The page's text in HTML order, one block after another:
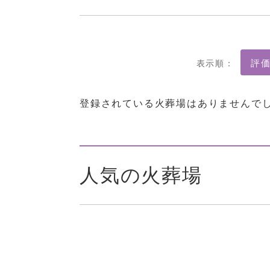
表示順：
登録されている火葬場はありませんで
人気の火葬場